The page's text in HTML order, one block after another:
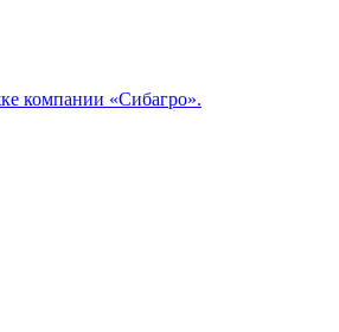
компании «Сибагро».